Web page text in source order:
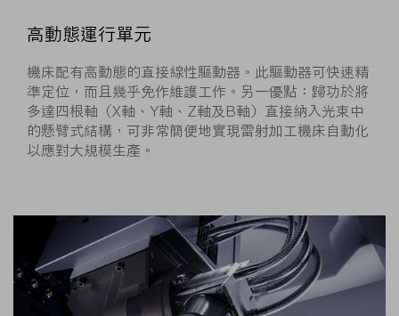
高動態運行單元
機床配有高動態的直接線性驅動器。此驅動器可快速精
準定位，而且幾乎免作維護工作。另一優點：歸功於將
多達四根軸（X軸、Y軸、Z軸及B軸）直接納入光束中
的懸臂式結構，可非常簡便地實現雷射加工機床自動化
以應對大規模生產。